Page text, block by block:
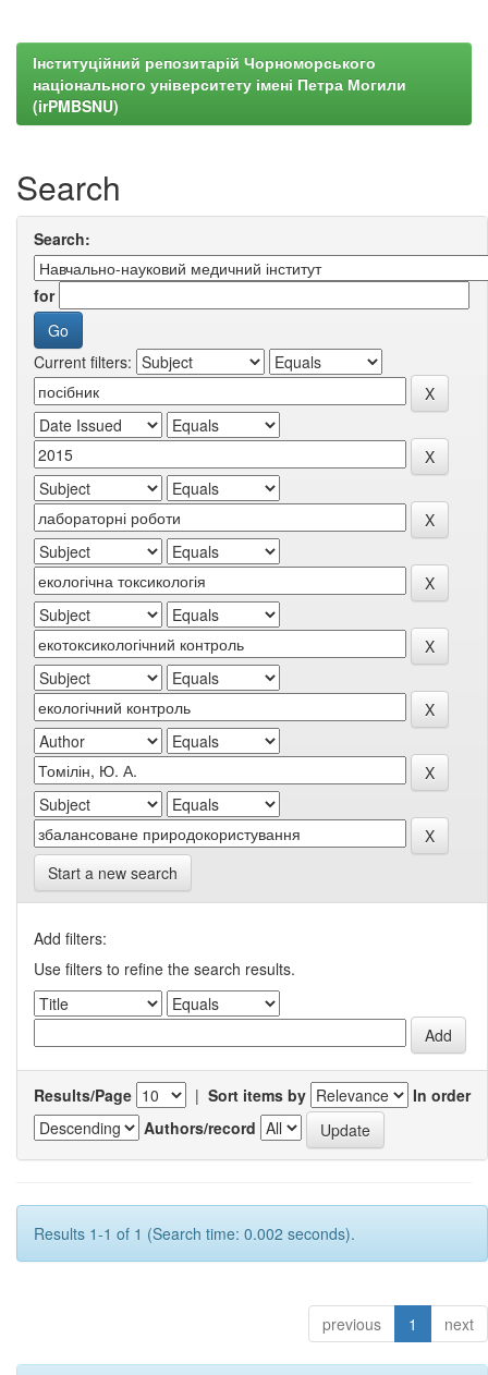
Інституційний репозитарій Чорноморського
національного університету імені Петра Могили
(irPMBSNU)
Search
Search:
for
Current filters:
Start a new search
Add filters:
Use filters to refine the search results.
Results/Page | Sort items by
In order
Authors/record
Results 1-1 of 1 (Search time: 0.002 seconds).
previous 1 next